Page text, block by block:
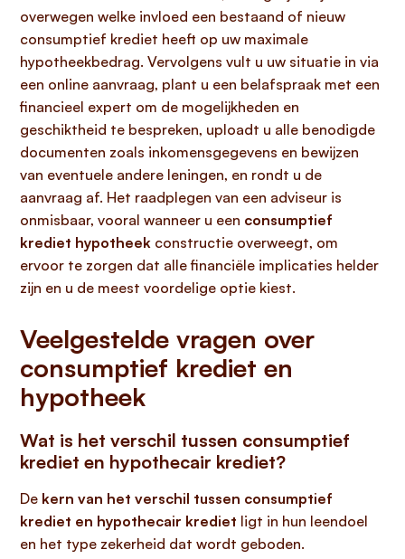
overwegen welke invloed een bestaand of nieuw
consumptief krediet heeft op uw maximale
hypotheekbedrag. Vervolgens vult u uw situatie in via
een online aanvraag, plant u een belafspraak met een
financieel expert om de mogelijkheden en
geschiktheid te bespreken, uploadt u alle benodigde
documenten zoals inkomensgegevens en bewijzen
van eventuele andere leningen, en rondt u de
aanvraag af. Het raadplegen van een adviseur is
onmisbaar, vooral wanneer u een consumptief
krediet hypotheek constructie overweegt, om
ervoor te zorgen dat alle financiële implicaties helder
zijn en u de meest voordelige optie kiest.
Veelgestelde vragen over
consumptief krediet en
hypotheek
Wat is het verschil tussen consumptief
krediet en hypothecair krediet?
De kern van het verschil tussen consumptief
krediet en hypothecair krediet ligt in hun leendoel
en het type zekerheid dat wordt geboden.